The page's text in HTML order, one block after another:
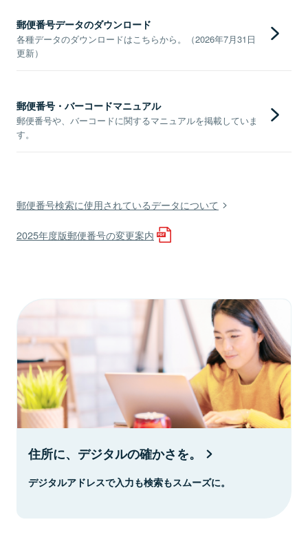
郵便番号データのダウンロード
各種データのダウンロードはこちらから。（2026年7月31日
更新）
郵便番号・バーコードマニュアル
郵便番号や、バーコードに関するマニュアルを掲載していま
す。
郵便番号検索に使用されているデータについて
2025年度版郵便番号の変更案内
住所に、デジタルの確かさを。
デジタルアドレスで入力も検索もスムーズに。